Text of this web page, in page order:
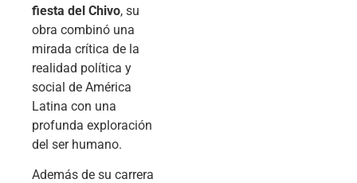
fiesta del Chivo, su
obra combinó una
mirada crítica de la
realidad política y
social de América
Latina con una
profunda exploración
del ser humano.
Además de su carrera